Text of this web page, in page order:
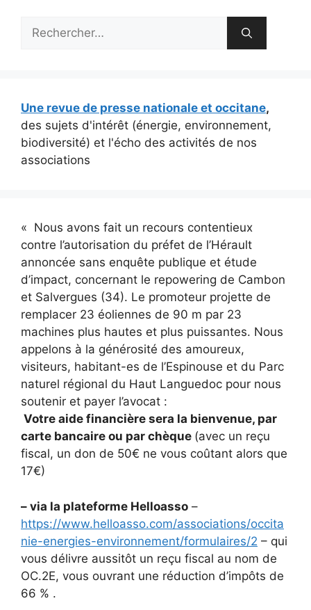
Rechercher :
Une revue de presse nationale et occitane,
des sujets d'intérêt (énergie, environnement,
biodiversité) et l'écho des activités de nos
associations
« Nous avons fait un recours contentieux
contre l’autorisation du préfet de l’Hérault
annoncée sans enquête publique et étude
d’impact, concernant le repowering de Cambon
et Salvergues (34). Le promoteur projette de
remplacer 23 éoliennes de 90 m par 23
machines plus hautes et plus puissantes. Nous
appelons à la générosité des amoureux,
visiteurs, habitant-es de l’Espinouse et du Parc
naturel régional du Haut Languedoc pour nous
soutenir et payer l’avocat :
Votre aide financière sera la bienvenue, par
carte bancaire ou par chèque (avec un reçu
fiscal, un don de 50€ ne vous coûtant alors que
17€)
– via la plateforme Helloasso –
https://www.helloasso.com/associations/occita
nie-energies-environnement/formulaires/2 – qui
vous délivre aussitôt un reçu fiscal au nom de
OC.2E, vous ouvrant une réduction d’impôts de
66 % .